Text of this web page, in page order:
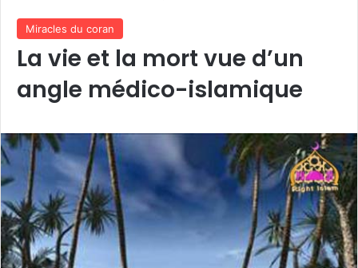
Miracles du coran
La vie et la mort vue d’un
angle médico-islamique